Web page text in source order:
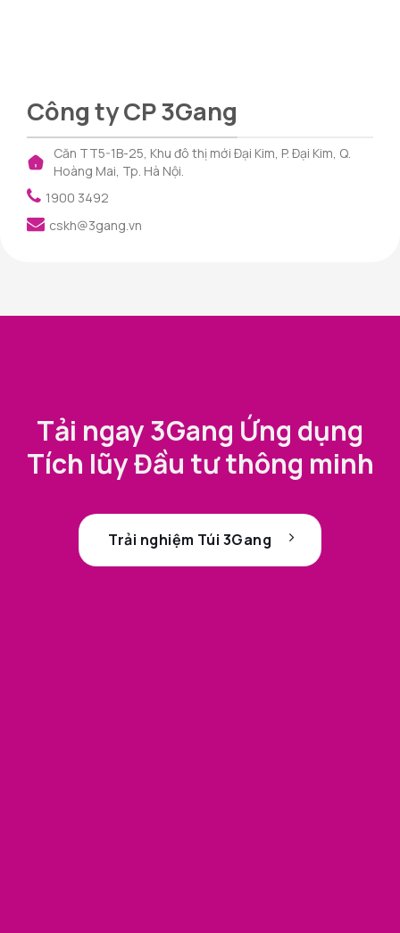
Công ty CP 3Gang
Căn TT5-1B-25, Khu đô thị mới Đại Kim, P. Đại Kim, Q.
Hoàng Mai, Tp. Hà Nội.
1900 3492
cskh@3gang.vn
Tải ngay 3Gang Ứng dụng
Tích lũy Đầu tư thông minh
Trải nghiệm Túi 3Gang